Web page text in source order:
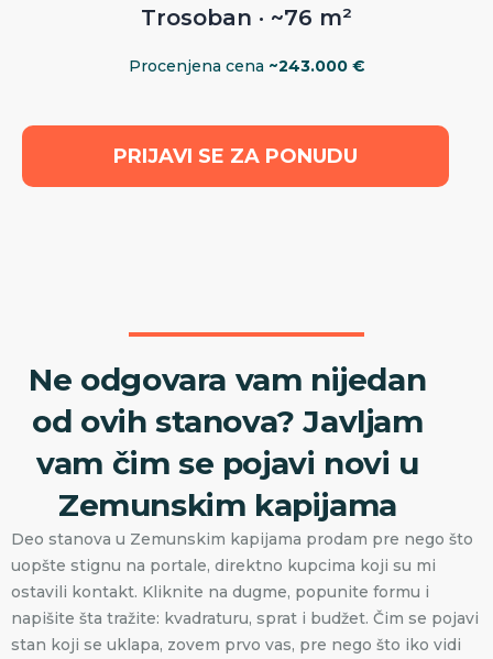
Trosoban · ~76 m²
Procenjena cena ~243.000 €
PRIJAVI SE ZA PONUDU
Ne odgovara vam nijedan
od ovih stanova? Javljam
vam čim se pojavi novi u
Zemunskim kapijama
Deo stanova u Zemunskim kapijama prodam pre nego što
uopšte stignu na portale, direktno kupcima koji su mi
ostavili kontakt. Kliknite na dugme, popunite formu i
napišite šta tražite: kvadraturu, sprat i budžet. Čim se pojavi
stan koji se uklapa, zovem prvo vas, pre nego što iko vidi